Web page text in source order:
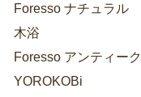
Foresso ナチュラル
木浴
Foresso アンティーク
YOROKOBi